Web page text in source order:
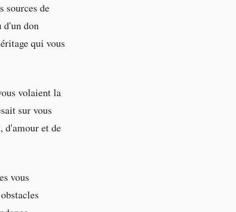
sources de
d'un don
qui vous
volaient la
sur vous
d'amour et de
vous